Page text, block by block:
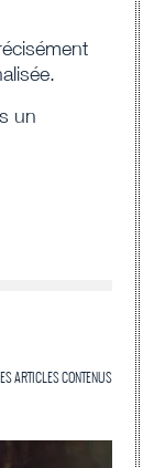
un
ARTICLES CONTENUS